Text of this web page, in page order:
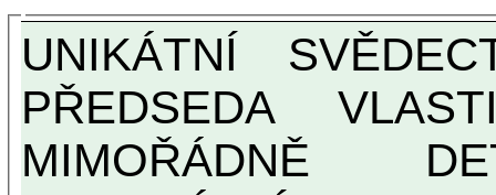
UNIKÁTNÍ SVĚDECTVÍ ZE SOUČASNOSTI:
PŘEDSEDA
MIMOŘÁDNĚ DETAILNĚ O ULTRA